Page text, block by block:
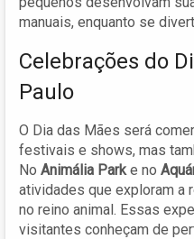
manuais, enquanto se
Celebrações do
Paulo
O Dia das Mães será
festivais e shows, mas
No Animália Park e no
atividades que exploram a
no reino animal. Essas
visitantes conheçam de